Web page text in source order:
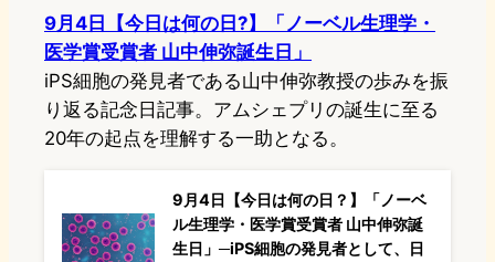
9月4日【今日は何の日?】「ノーベル生理学・
医学賞受賞者 山中伸弥誕生日」
iPS細胞の発見者である山中伸弥教授の歩みを振
り返る記念日記事。アムシェプリの誕生に至る
20年の起点を理解する一助となる。
9月4日【今日は何の日？】「ノーベ
ル生理学・医学賞受賞者 山中伸弥誕
生日」─iPS細胞の発見者として、日